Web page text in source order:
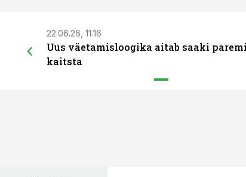
22.06.26, 11:16
Uus väetamisloogika aitab saaki
kaitsta